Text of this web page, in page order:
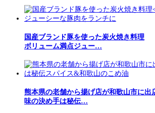
国産ブランド豚を使った炭火焼き料理
ボリューム満点ジュー…
熊本県の老舗から揚げ店が和歌山市に出
味の決め手は秘伝…